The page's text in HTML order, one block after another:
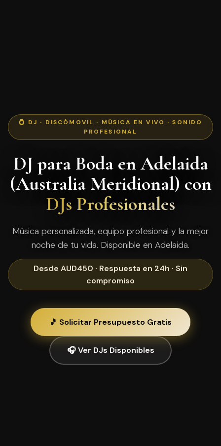
💍 DJ · DISCÓMOVIL · MÚSICA EN VIVO · SONIDO
PROFESIONAL
DJ para Boda en Adelaida
(Australia Meridional) con
DJs Profesionales
Música personalizada, equipo profesional y la mejor
noche de tu vida. Disponible en Adelaida.
Desde AUD450 · Respuesta en 24h · Sin
compromiso
🎵 Solicitar Presupuesto Gratis
🎧 Ver DJs Disponibles